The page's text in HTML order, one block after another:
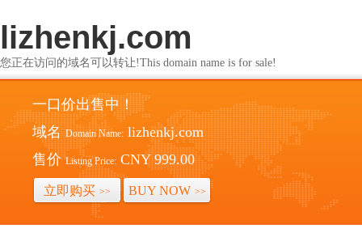
lizhenkj.com
您正在访问的域名可以转让!This domain name is for sale!
一口价出售中！
域名 Domain Name: lizhenkj.com
售价 Listing Price: CNY 999.00
立即购买 >> BUY NOW >>